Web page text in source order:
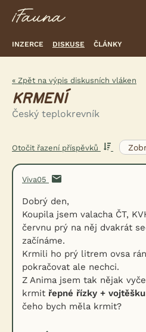
INZERCE DISKUSE ČLÁNKY
« Zpět na výpis diskusních vláken
KRMENÍ
Český teplokrevník
Otočit řazení příspěvků
Viva05
Dobrý den,
Koupila jsem valacha ČT,
červnu prý na něj dvakrát
začínáme.
Krmili ho prý litrem ovsa
pokračovat ale nechci.
Z Anima jsem tak nějak
krmit řepné řízky +
čeho bych měla krmit?